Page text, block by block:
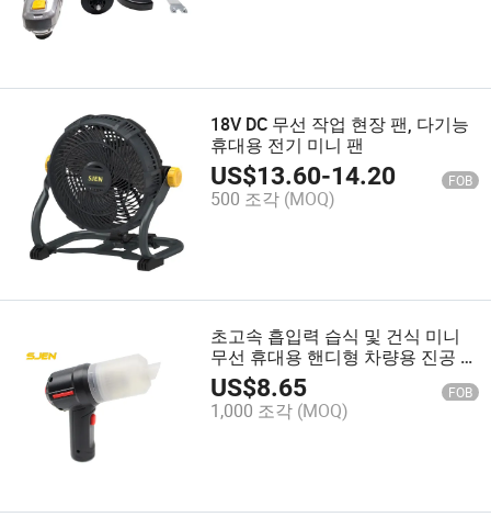
18V DC 무선 작업 현장 팬, 다기능
휴대용 전기 미니 팬
US$13.60-14.20 FOB
500 조각 (MOQ)
초고속 흡입력 습식 및 건식 미니
무선 휴대용 핸디형 차량용 진공 청
소기 충전식 플렉시블 차량용 진공
청소기
US$8.65 FOB
1,000 조각 (MOQ)